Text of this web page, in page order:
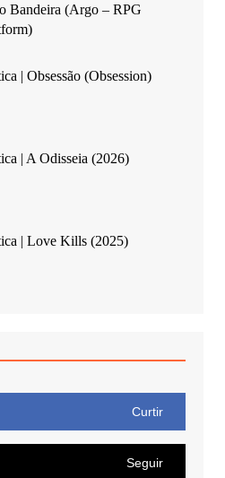
Bandeira (Argo – RPG
| Obsessão (Obsession)
| A Odisseia (2026)
| Love Kills (2025)
Curtir
Seguir